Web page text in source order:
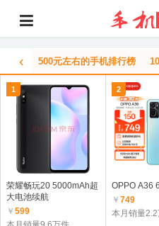
‹ 500元左右的手机排行榜
1
荣耀畅玩20 5000mAh超
大电池续航
￥ 599
2
OPPO A36
￥ 749
本月销量